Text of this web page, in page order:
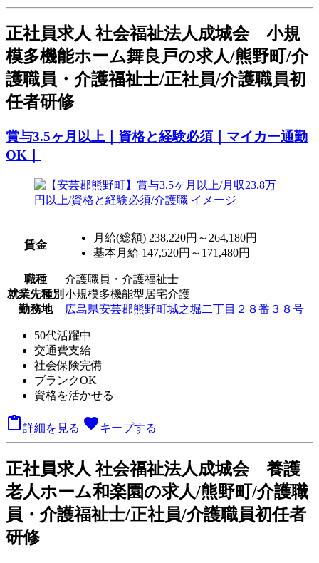
正社員求人 社会福祉法人成城会 小規
模多機能ホーム舞良戸の求人/熊野町/介
護職員・介護福祉士/正社員/介護職員初
任者研修
賞与3.5ヶ月以上｜資格と経験必須｜マイカー通勤
OK｜
賃金
月給(総額) 238,220円～264,180円
基本月給 147,520円～171,480円
職種
介護職員・介護福祉士
就業先種別 小規模多機能型居宅介護
勤務地
広島県安芸郡熊野町城之堀二丁目２８番３８号
50代活躍中
交通費支給
社会保険完備
ブランクOK
資格を活かせる
詳細を見る favoriteキープする
正社員求人 社会福祉法人成城会 養護
老人ホーム和楽園の求人/熊野町/介護職
員・介護福祉士/正社員/介護職員初任者
研修